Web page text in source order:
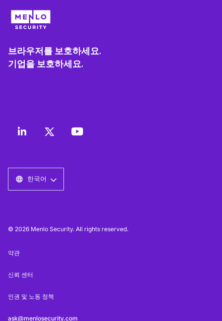
브라우저를 보호하세요.
기업을 보호하세요.
한국어
© 2026 Menlo Security. All rights reserved.
약관
신뢰 센터
인권 및 노동 정책
ask@menlosecurity.com